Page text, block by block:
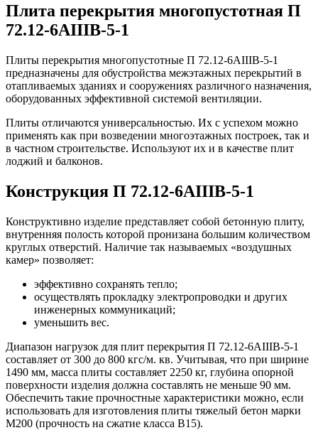
Плита перекрытия многопустотная П
72.12-6АIIIВ-5-1
Плиты перекрытия многопустотные П 72.12-6АIIIВ-5-1
предназначены для обустройства межэтажных перекрытий в
отапливаемых зданиях и сооружениях различного назначения,
оборудованных эффективной системой вентиляции.
Плиты отличаются универсальностью. Их с успехом можно
применять как при возведении многоэтажных построек, так и
в частном строительстве. Используют их и в качестве плит
лоджий и балконов.
Конструкция П 72.12-6АIIIВ-5-1
Конструктивно изделие представляет собой бетонную плиту,
внутренняя полость которой пронизана большим количеством
круглых отверстий. Наличие так называемых «воздушных
камер» позволяет:
эффективно сохранять тепло;
осуществлять прокладку электропроводки и других
инженерных коммуникаций;
уменьшить вес.
Диапазон нагрузок для плит перекрытия П 72.12-6АIIIВ-5-1
составляет от 300 до 800 кгс/м. кв. Учитывая, что при ширине
1490 мм, масса плиты составляет 2250 кг, глубина опорной
поверхности изделия должна составлять не меньше 90 мм.
Обеспечить такие прочностные характеристики можно, если
использовать для изготовления плиты тяжелый бетон марки
М200 (прочность на сжатие класса В15).